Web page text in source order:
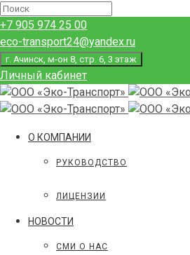
+7 905 974 25 00
eco-transport24@yandex.ru
г. Ачинск, м-он 8, стр. 6, 3 этаж
Личный кабинет
О КОМПАНИИ
РУКОВОДСТВО
ЛИЦЕНЗИИ
НОВОСТИ
СМИ О НАС